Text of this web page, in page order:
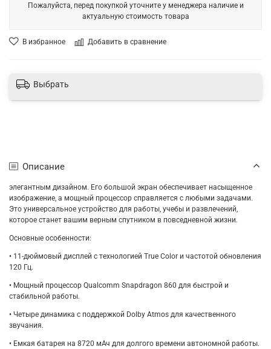
В избранное Добавить в сравнение
Пожалуйста, перед покупкой уточните у менеджера наличие и
актуальную стоимость товара
Выбрать
Описание
элегантным дизайном. Его большой экран обеспечивает насыщенное
изображение, а мощный процессор справляется с любыми задачами.
Это универсальное устройство для работы, учебы и развлечений,
которое станет вашим верным спутником в повседневной жизни.
Основные особенности:
• 11-дюймовый дисплей с технологией True Color и частотой обновления
120 Гц.
• Мощный процессор Qualcomm Snapdragon 860 для быстрой и
стабильной работы.
• Четыре динамика с поддержкой Dolby Atmos для качественного
звучания.
• Емкая батарея на 8720 мАч для долгого времени автономной работы.